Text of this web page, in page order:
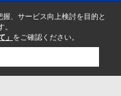
、サービス向上検討を目的と
」 をご確認ください。